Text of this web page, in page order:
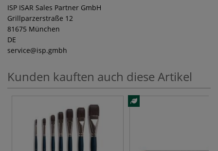
ISP ISAR Sales Partner GmbH
Grillparzerstraße 12
81675 München
DE
service@isp.gmbh
Kunden kauften auch diese Artikel